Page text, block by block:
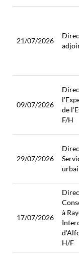
21/07/2026
09/07/2026
de
F/H
29/07/2026
17/07/2026
à
H/F